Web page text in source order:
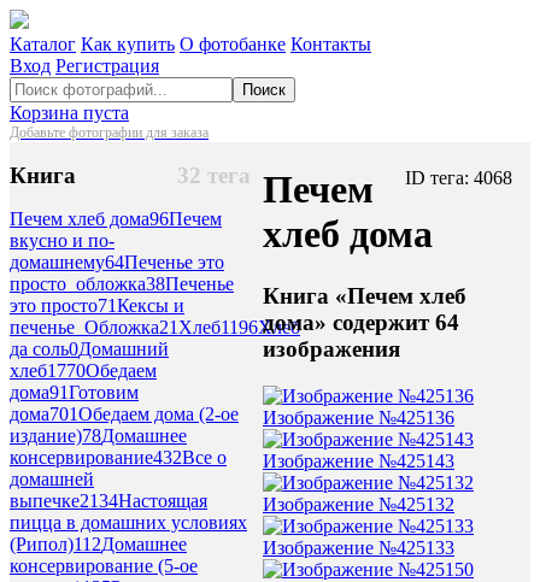
Каталог Как купить О фотобанке Контакты
Вход Регистрация
Поиск
Корзина пуста
Добавьте фотографии для заказа
32 тега
Книга
Печем хлеб дома96Печем
вкусно и по-
домашнему64Печенье это
просто_обложка38Печенье
это просто71Кексы и
печенье_Обложка21Хлеб1196Хлеб
да соль0Домашний
хлеб1770Обедаем
дома91Готовим
дома701Обедаем дома (2-ое
издание)78Домашнее
консервирование432Все о
домашней
выпечке2134Настоящая
пицца в домашних условиях
(Рипол)112Домашнее
консервирование (5-ое
ID тега: 4068
Печем
хлеб дома
Книга «Печем хлеб
дома» содержит 64
изображения
Изображение №425136
Изображение №425143
Изображение №425132
Изображение №425133